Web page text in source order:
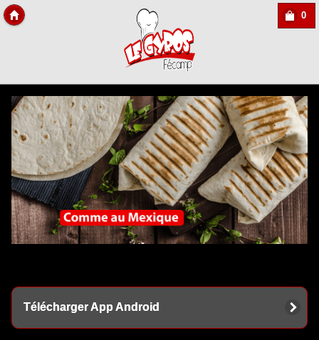
0
Télécharger App Android
Copyright Des-click